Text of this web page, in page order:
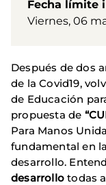
Fecha límite
Viernes, 06
Después de dos
de la Covid19,
de Educación
propuesta de
Para Manos
fundamental en
desarrollo.
desarrollo todas